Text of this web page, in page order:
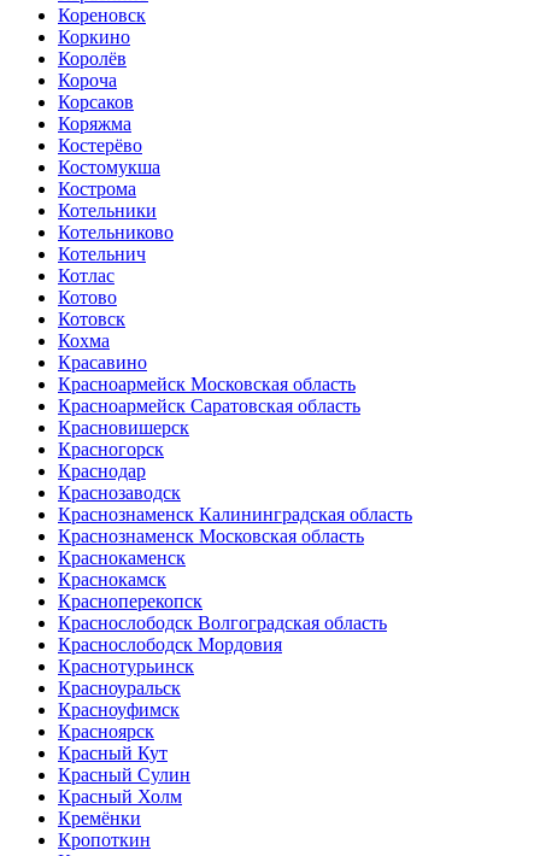
Кореновск
Коркино
Королёв
Короча
Корсаков
Коряжма
Костерёво
Костомукша
Кострома
Котельники
Котельниково
Котельнич
Котлас
Котово
Котовск
Кохма
Красавино
Красноармейск Московская область
Красноармейск Саратовская область
Красновишерск
Красногорск
Краснодар
Краснозаводск
Краснознаменск Калининградская область
Краснознаменск Московская область
Краснокаменск
Краснокамск
Красноперекопск
Краснослободск Волгоградская область
Краснослободск Мордовия
Краснотурьинск
Красноуральск
Красноуфимск
Красноярск
Красный Кут
Красный Сулин
Красный Холм
Кремёнки
Кропоткин